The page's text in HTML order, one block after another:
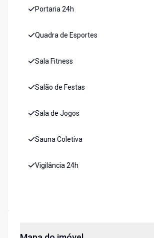
Portaria 24h
Quadra de Esportes
Sala Fitness
Salão de Festas
Sala de Jogos
Sauna Coletiva
Vigilância 24h